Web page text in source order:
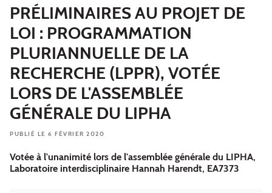
PRÉLIMINAIRES AU PROJET DE
LOI : PROGRAMMATION
PLURIANNUELLE DE LA
RECHERCHE (LPPR), VOTÉE
LORS DE L'ASSEMBLÉE
GÉNÉRALE DU LIPHA
PUBLIÉ LE 6 FÉVRIER 2020
Votée à l'unanimité lors de l'assemblée générale du LIPHA,
Laboratoire interdisciplinaire Hannah Harendt, EA7373